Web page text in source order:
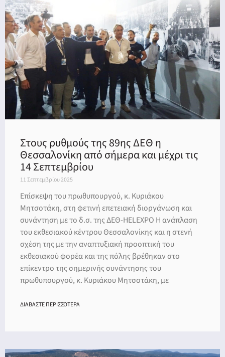
Στους ρυθμούς της 89ης ΔΕΘ η
Θεσσαλονίκη από σήμερα και μέχρι τις
14 Σεπτεμβρίου
11 Σεπτεμβρίου 2025
Επίσκεψη του πρωθυπουργού, κ. Κυριάκου
Μητσοτάκη, στη φετινή επετειακή διοργάνωση και
συνάντηση με το δ.σ. της ΔΕΘ-HELEXPO Η ανάπλαση
του εκθεσιακού κέντρου Θεσσαλονίκης και η στενή
σχέση της με την αναπτυξιακή προοπτική του
εκθεσιακού φορέα και της πόλης βρέθηκαν στο
επίκεντρο της σημερινής συνάντησης του
πρωθυπουργού, κ. Κυριάκου Μητσοτάκη, με
ΔΙΑΒΑΣΤΕ ΠΕΡΙΣΣΟΤΕΡΑ